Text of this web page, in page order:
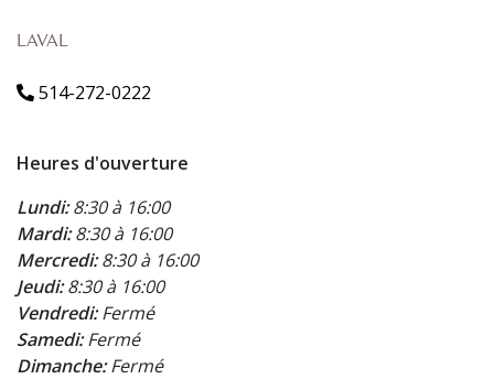
LAVAL
514-272-0222
Heures d'ouverture
Lundi:8:30 à 16:00
Mardi:8:30 à 16:00
Mercredi:8:30 à 16:00
Jeudi:8:30 à 16:00
Vendredi:Fermé
Samedi:Fermé
Dimanche:Fermé